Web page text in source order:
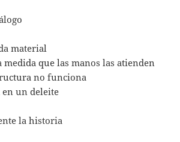
material
medida que las manos las atienden
no funciona
un deleite
la historia